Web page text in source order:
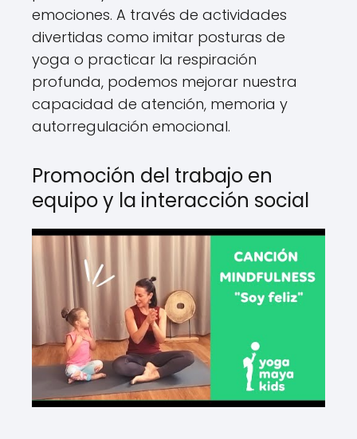
emociones. A través de actividades
divertidas como imitar posturas de
yoga o practicar la respiración
profunda, podemos mejorar nuestra
capacidad de atención, memoria y
autorregulación emocional.
Promoción del trabajo en
equipo y la interacción social